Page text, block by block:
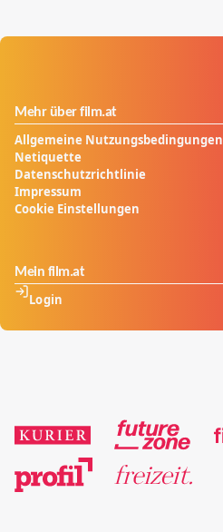
Mehr über film.at
Allgemeine Nutzungsbedingungen
Netiquette
Datenschutzrichtlinie
Impressum
Cookie Einstellungen
Mein film.at
Login